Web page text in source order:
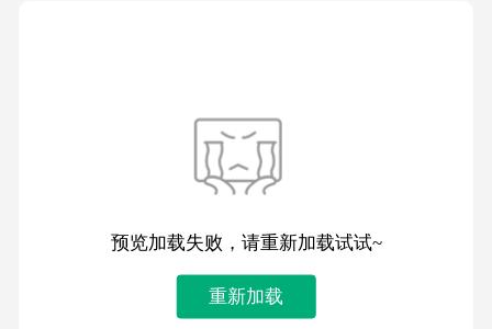
预览加载失败，请重新加载试试~
重新加载